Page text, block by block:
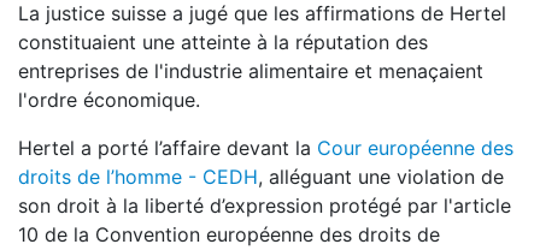
La justice suisse a jugé que les affirmations de Hertel
constituaient une atteinte à la réputation des
entreprises de l'industrie alimentaire et menaçaient
l'ordre économique.
Hertel a porté l’affaire devant la Cour européenne des
droits de l’homme - CEDH, alléguant une violation de
son droit à la liberté d’expression protégé par l'article
10 de la Convention européenne des droits de